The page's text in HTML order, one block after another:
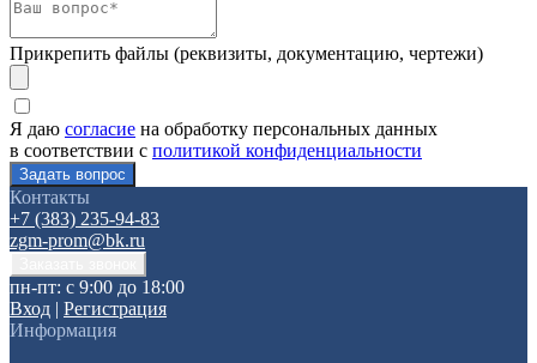
Прикрепить файлы (реквизиты, документацию, чертежи)
Я даю согласие на обработку персональных данных
в соответствии с политикой конфиденциальности
Контакты
+7 (383) 235-94-83
zgm-prom@bk.ru
пн-пт: с 9:00 до 18:00
Вход | Регистрация
Информация